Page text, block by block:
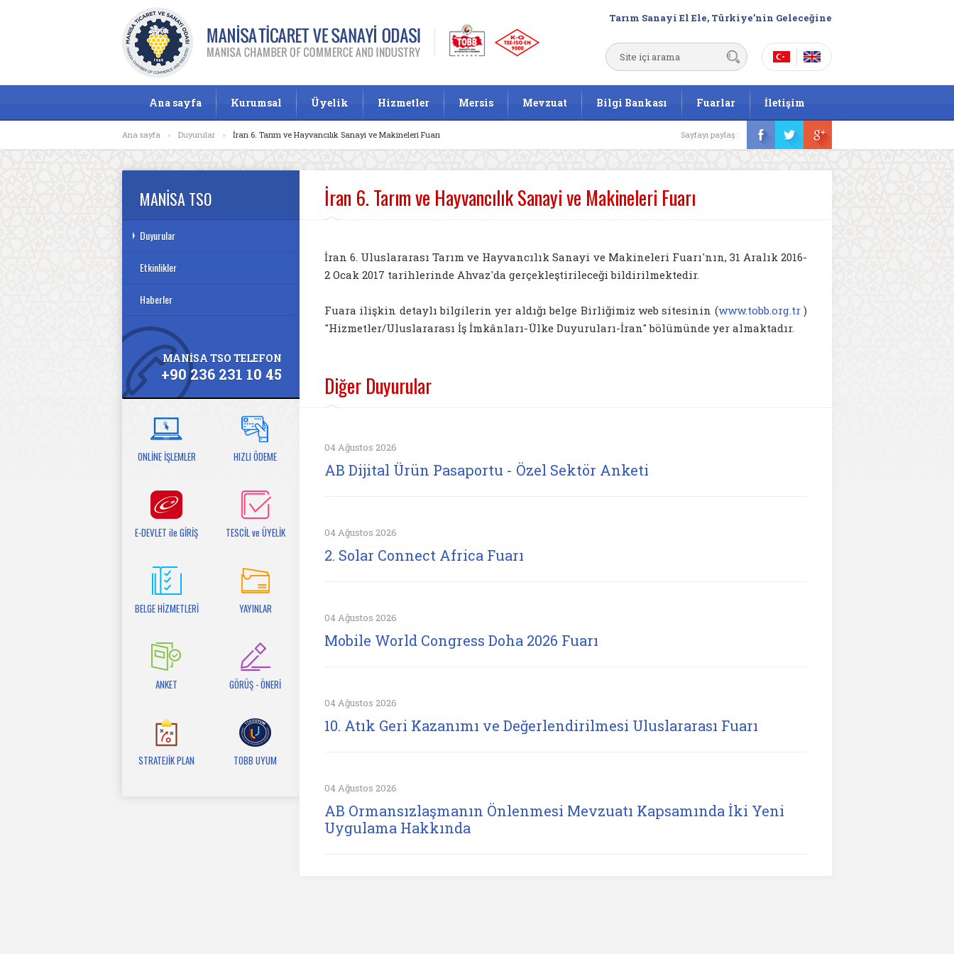
Tarım Sanayi El Ele, Türkiye’nin Geleceğine
Ana sayfa Kurumsal Üyelik Hizmetler Mersis Mevzuat Bilgi Bankası Fuarlar İletişim
Ana sayfa » Duyurular » İran 6. Tarım ve Hayvancılık Sanayi ve Makineleri Fuarı Sayfayı paylaş :
MANİSA TSO
Duyurular
Etkinlikler
Haberler
MANİSA TSO TELEFON
+90 236 231 10 45
ONLİNE İŞLEMLER HIZLI ÖDEME
E-DEVLET ile GİRİŞ TESCİL ve ÜYELİK
BELGE HİZMETLERİ YAYINLAR
ANKET GÖRÜŞ - ÖNERİ
STRATEJİK PLAN TOBB UYUM
İran 6. Tarım ve Hayvancılık Sanayi ve Makineleri Fuarı
İran 6. Uluslararası Tarım ve Hayvancılık Sanayi ve Makineleri Fuarı'nın, 31 Aralık 2016-
2 Ocak 2017 tarihlerinde Ahvaz'da gerçekleştirileceği bildirilmektedir.
Fuara ilişkin detaylı bilgilerin yer aldığı belge Birliğimiz web sitesinin (www.tobb.org.tr)
"Hizmetler/Uluslararası İş İmkânları-Ülke Duyuruları-İran" bölümünde yer almaktadır.
Diğer Duyurular
04 Ağustos 2026
AB Dijital Ürün Pasaportu - Özel Sektör Anketi
04 Ağustos 2026
2. Solar Connect Africa Fuarı
04 Ağustos 2026
Mobile World Congress Doha 2026 Fuarı
04 Ağustos 2026
10. Atık Geri Kazanımı ve Değerlendirilmesi Uluslararası Fuarı
04 Ağustos 2026
AB Ormansızlaşmanın Önlenmesi Mevzuatı Kapsamında İki Yeni
Uygulama Hakkında